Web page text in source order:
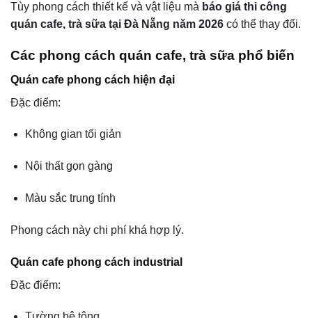
Tùy phong cách thiết kế và vật liệu mà báo giá thi công
quán cafe, trà sữa tại Đà Nẵng năm 2026 có thể thay đổi.
Các phong cách quán cafe, trà sữa phổ biến
Quán cafe phong cách hiện đại
Đặc điểm:
Không gian tối giản
Nội thất gọn gàng
Màu sắc trung tính
Phong cách này chi phí khá hợp lý.
Quán cafe phong cách industrial
Đặc điểm: